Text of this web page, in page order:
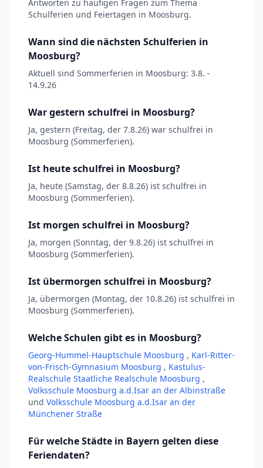
Antworten zu häufigen Fragen zum Thema
Schulferien und Feiertagen in Moosburg.
Wann sind die nächsten Schulferien in
Moosburg?
Aktuell sind Sommerferien in Moosburg: 3.8. -
14.9.26
War gestern schulfrei in Moosburg?
Ja, gestern (Freitag, der 7.8.26) war schulfrei in
Moosburg (Sommerferien).
Ist heute schulfrei in Moosburg?
Ja, heute (Samstag, der 8.8.26) ist schulfrei in
Moosburg (Sommerferien).
Ist morgen schulfrei in Moosburg?
Ja, morgen (Sonntag, der 9.8.26) ist schulfrei in
Moosburg (Sommerferien).
Ist übermorgen schulfrei in Moosburg?
Ja, übermorgen (Montag, der 10.8.26) ist schulfrei in
Moosburg (Sommerferien).
Welche Schulen gibt es in Moosburg?
Georg-Hummel-Hauptschule Moosburg , Karl-Ritter-
von-Frisch-Gymnasium Moosburg , Kastulus-
Realschule Staatliche Realschule Moosburg ,
Volksschule Moosburg a.d.Isar an der Albinstraße
und Volksschule Moosburg a.d.Isar an der
Münchener Straße
Für welche Städte in Bayern gelten diese
Feriendaten?